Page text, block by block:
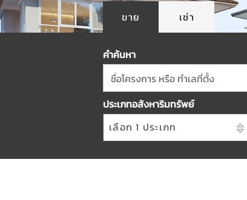
ขาย เช่า
คำค้นหา
ชื่อโครงการ หรือ ทำเลที่ตั้ง
ประเภทอสังหาริมทรัพย์
เลือก 1 ประเภท